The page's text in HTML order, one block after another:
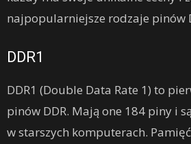
najpopularniejsze rodzaje pinów
DDR1
DDR1 (Double Data Rate 1) to
pinów DDR. Mają one 184 piny i
w starszych komputerach.